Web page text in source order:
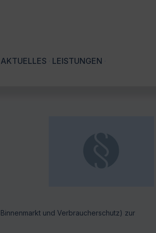
AKTUELLES LEISTUNGEN
und Verbraucherschutz) zur